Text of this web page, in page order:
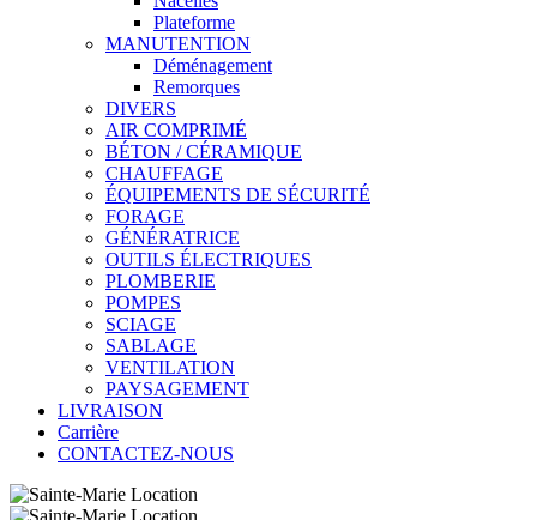
Plateforme
MANUTENTION
Déménagement
Remorques
DIVERS
AIR COMPRIMÉ
BÉTON / CÉRAMIQUE
CHAUFFAGE
ÉQUIPEMENTS DE SÉCURITÉ
FORAGE
GÉNÉRATRICE
OUTILS ÉLECTRIQUES
PLOMBERIE
POMPES
SCIAGE
SABLAGE
VENTILATION
PAYSAGEMENT
LIVRAISON
Carrière
CONTACTEZ-NOUS